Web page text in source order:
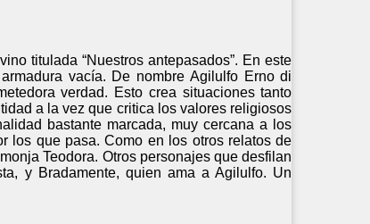
titulada “Nuestros antepasados”. En este
vacía. De nombre Agilulfo Erno di
verdad. Esto crea situaciones tanto
a la vez que critica los valores religiosos
bastante marcada, muy cercana a los
los que pasa. Como en los otros relatos de
Teodora. Otros personajes que desfilan
y Bradamente, quien ama a Agilulfo. Un